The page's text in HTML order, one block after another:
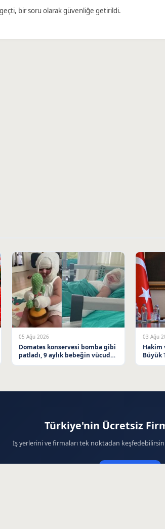
bir soru olarak güvenliğe getirildi.
05 Ağu 2026
Domates konservesi bomba gibi
patladı, 9 aylık bebeğin vücudu
03 Ağu
Hakim
Büyük
Türkiye'nin Ücretsiz
İş yerlerini ve firmaları tek noktadan